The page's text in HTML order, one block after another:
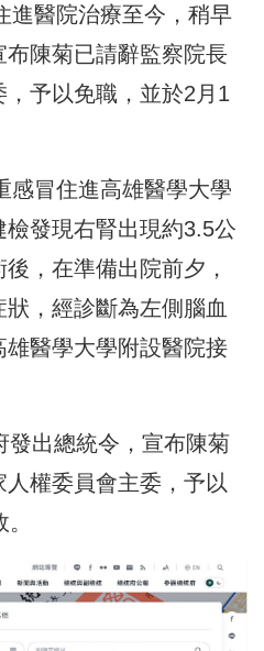
進醫院治療至今，稍早
陳菊已請辭監察院長
予以免職，並於2月1
感冒住進高雄醫學大學
發現右腎出現約3.5公
，在準備出院前夕，
，經診斷為左側腦血
醫學大學附設醫院接
發出總統令，宣布陳菊
權委員會主委，予以